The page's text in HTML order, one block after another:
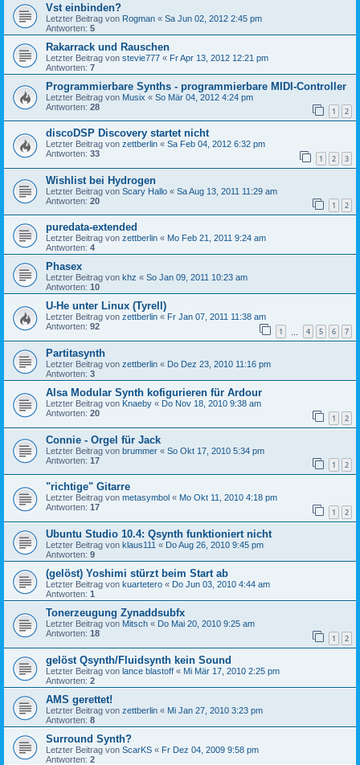
Vst einbinden?
Letzter Beitrag von Rogman « Sa Jun 02, 2012 2:45 pm
Antworten: 5
Rakarrack und Rauschen
Letzter Beitrag von stevie777 « Fr Apr 13, 2012 12:21 pm
Antworten: 7
Programmierbare Synths - programmierbare MIDI-Controller
Letzter Beitrag von Musix « So Mär 04, 2012 4:24 pm
Antworten: 28 1 2
discoDSP Discovery startet nicht
Letzter Beitrag von zettberlin « Sa Feb 04, 2012 6:32 pm
Antworten: 33 1 2 3
Wishlist bei Hydrogen
Letzter Beitrag von Scary Hallo « Sa Aug 13, 2011 11:29 am
Antworten: 20 1 2
puredata-extended
Letzter Beitrag von zettberlin « Mo Feb 21, 2011 9:24 am
Antworten: 4
Phasex
Letzter Beitrag von khz « So Jan 09, 2011 10:23 am
Antworten: 10
U-He unter Linux (Tyrell)
Letzter Beitrag von zettberlin « Fr Jan 07, 2011 11:38 am
Antworten: 92 1 4 5 6 7
Partitasynth
Letzter Beitrag von zettberlin « Do Dez 23, 2010 11:16 pm
Antworten: 3
Alsa Modular Synth kofigurieren für Ardour
Letzter Beitrag von Knaeby « Do Nov 18, 2010 9:38 am
Antworten: 20 1 2
Connie - Orgel für Jack
Letzter Beitrag von brummer « So Okt 17, 2010 5:34 pm
Antworten: 17 1 2
"richtige" Gitarre
Letzter Beitrag von metasymbol « Mo Okt 11, 2010 4:18 pm
Antworten: 17 1 2
Ubuntu Studio 10.4: Qsynth funktioniert nicht
Letzter Beitrag von klaus111 « Do Aug 26, 2010 9:45 pm
Antworten: 9
(gelöst) Yoshimi stürzt beim Start ab
Letzter Beitrag von kuartetero « Do Jun 03, 2010 4:44 am
Antworten: 1
Tonerzeugung Zynaddsubfx
Letzter Beitrag von Mitsch « Do Mai 20, 2010 9:25 am
Antworten: 18 1 2
gelöst Qsynth/Fluidsynth kein Sound
Letzter Beitrag von lance blastoff « Mi Mär 17, 2010 2:25 pm
Antworten: 2
AMS gerettet!
Letzter Beitrag von zettberlin « Mi Jan 27, 2010 3:23 pm
Antworten: 8
Surround Synth?
Letzter Beitrag von ScarKS « Fr Dez 04, 2009 9:58 pm
Antworten: 2